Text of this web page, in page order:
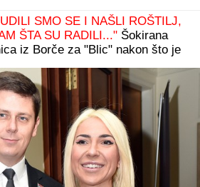
u Crnoj Gori
SMO SE I NAŠLI ROŠTILJ,
ŠTA SU RADILI..." Šokirana
iz Borče za "Blic" nakon što je
mesta (FOTO, VIDEO)